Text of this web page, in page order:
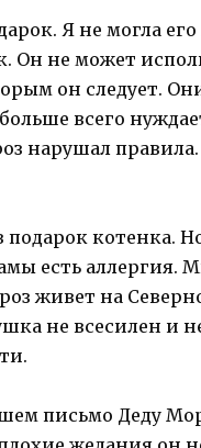
Я не могла
Он не может
он следует.
всего
нарушал
подарок котенка.
есть аллергия.
живет на
не всесилен и
письмо Деду